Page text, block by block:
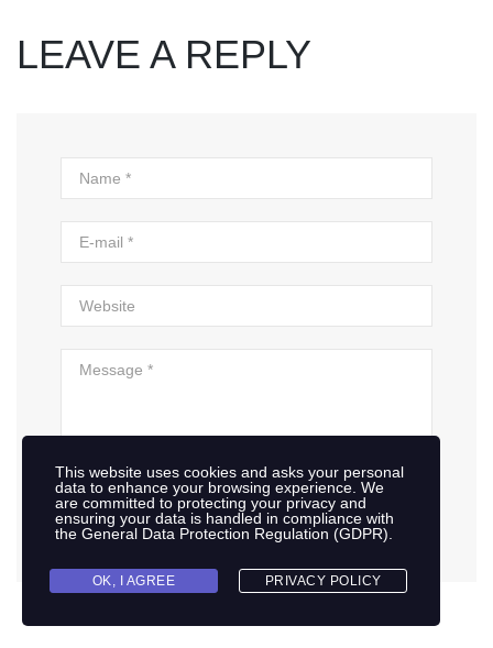
LEAVE A REPLY
POST COMMENT
This website uses cookies and asks your personal
data to enhance your browsing experience. We
are committed to protecting your privacy and
ensuring your data is handled in compliance with
the General Data Protection Regulation (GDPR)
OK, I AGREE PRIVACY POLICY